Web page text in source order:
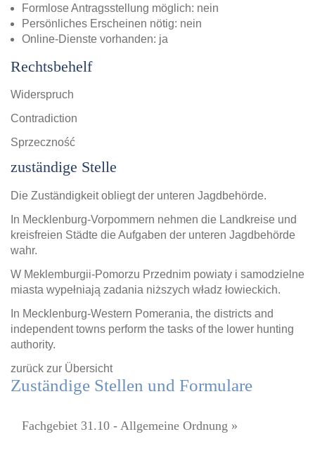
Formlose Antragsstellung möglich: nein
Persönliches Erscheinen nötig: nein
Online-Dienste vorhanden: ja
Rechtsbehelf
Widerspruch
Contradiction
Sprzeczność
zuständige Stelle
Die Zuständigkeit obliegt der unteren Jagdbehörde.
In Mecklenburg-Vorpommern nehmen die Landkreise und
kreisfreien Städte die Aufgaben der unteren Jagdbehörde
wahr.
W Meklemburgii-Pomorzu Przednim powiaty i samodzielne
miasta wypełniają zadania niższych władz łowieckich.
In Mecklenburg-Western Pomerania, the districts and
independent towns perform the tasks of the lower hunting
authority.
zurück zur Übersicht
Zuständige Stellen und Formulare
Fachgebiet 31.10 - Allgemeine Ordnung »